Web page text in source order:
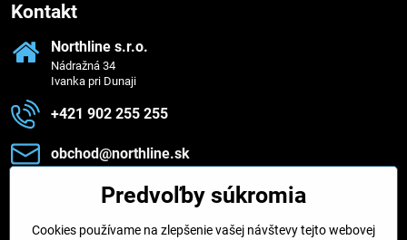
Kontakt
Northline s​.r​.o​.
Nádražná 34
Ivanka pri Dunaji
+421 902 255 255
obchod​@northline​.sk
Zavoláme vám späťPredvoľby súkromia
Cookies používame na zlepšenie vašej návštevy tejto webovej